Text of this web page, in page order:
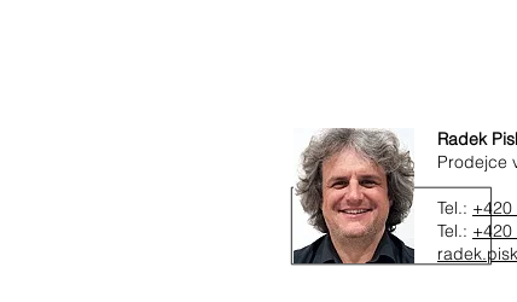
Radek
Prodejce
Tel.: +420
Tel.: +420